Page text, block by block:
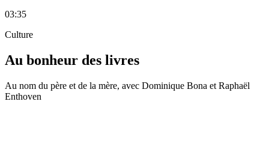
03:35
Culture
Au bonheur des livres
Au nom du père et de la mère, avec Dominique Bona et Raphaël
Enthoven